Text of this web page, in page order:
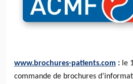
www.brochures-patients.com : le
commande de brochures